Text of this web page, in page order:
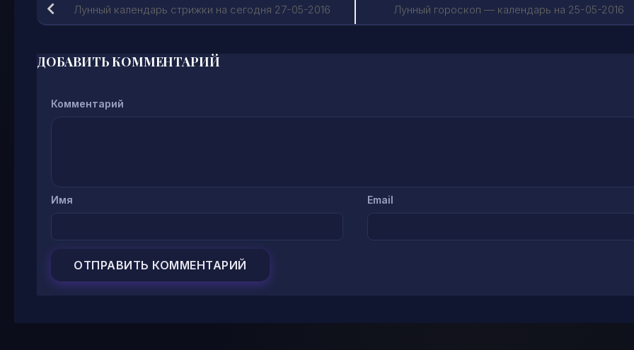
Лунный гороскоп — календарь на 25-05-2016
Лунный календарь стрижки на сегодня 27-05-2016
ДОБАВИТЬ КОММЕНТАРИЙ
Комментарий
Имя Email